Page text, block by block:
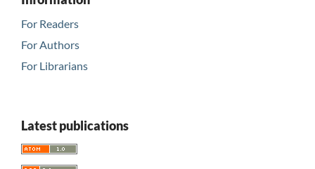
For Readers
For Authors
For Librarians
Latest publications